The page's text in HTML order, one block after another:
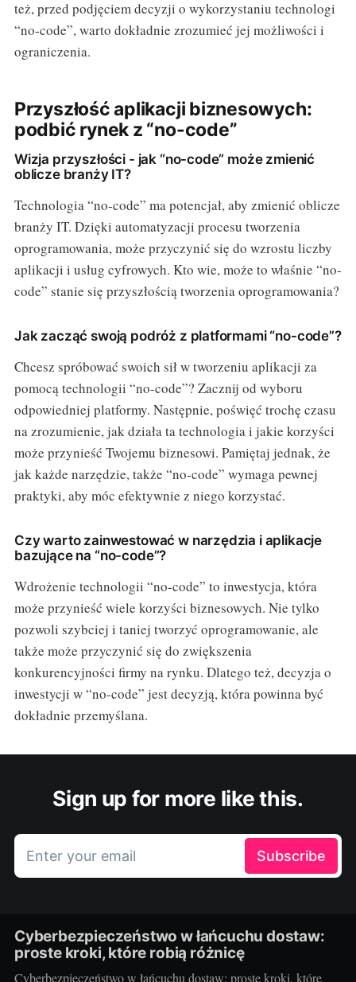
też, przed podjęciem decyzji o wykorzystaniu technologi
“no-code”, warto dokładnie zrozumieć jej możliwości i
ograniczenia.
Przyszłość aplikacji biznesowych:
podbić rynek z “no-code”
Wizja przyszłości - jak “no-code” może zmienić
oblicze branży IT?
Technologia “no-code” ma potencjał, aby zmienić oblicze
branży IT. Dzięki automatyzacji procesu tworzenia
oprogramowania, może przyczynić się do wzrostu liczby
aplikacji i usług cyfrowych. Kto wie, może to właśnie “no-
code” stanie się przyszłością tworzenia oprogramowania?
Jak zacząć swoją podróż z platformami “no-code”?
Chcesz spróbować swoich sił w tworzeniu aplikacji za
pomocą technologii “no-code”? Zacznij od wyboru
odpowiedniej platformy. Następnie, poświęć trochę czasu
na zrozumienie, jak działa ta technologia i jakie korzyści
może przynieść Twojemu biznesowi. Pamiętaj jednak, że
jak każde narzędzie, także “no-code” wymaga pewnej
praktyki, aby móc efektywnie z niego korzystać.
Czy warto zainwestować w narzędzia i aplikacje
bazujące na “no-code”?
Wdrożenie technologii “no-code” to inwestycja, która
może przynieść wiele korzyści biznesowych. Nie tylko
pozwoli szybciej i taniej tworzyć oprogramowanie, ale
także może przyczynić się do zwiększenia
konkurencyjności firmy na rynku. Dlatego też, decyzja o
inwestycji w “no-code” jest decyzją, która powinna być
dokładnie przemyślana.
Sign up for more like this.
Enter your email Subscribe
Cyberbezpieczeństwo w łańcuchu dostaw:
proste kroki, które robią różnicę
Cyberbezpieczeństwo w łańcuchu dostaw: proste kroki, które